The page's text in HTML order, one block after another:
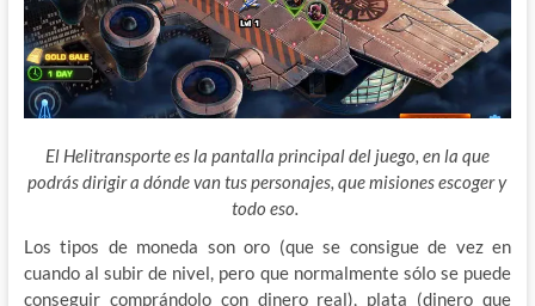
El Helitransporte es la pantalla principal del juego, en la que
podrás dirigir a dónde van tus personajes, que misiones escoger y
todo eso.
Los tipos de moneda son oro (que se consigue de vez en
cuando al subir de nivel, pero que normalmente sólo se puede
conseguir comprándolo con dinero real), plata (dinero que